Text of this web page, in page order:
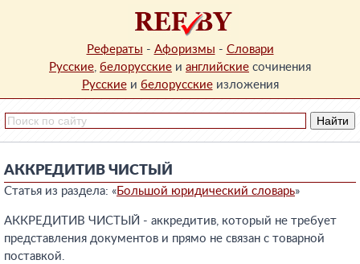
Рефераты - Афоризмы - Словари
Русские, белорусские и английские сочинения
Русскиеи белорусскиеизложения
АККРЕДИТИВ ЧИСТЫЙ
Статья из раздела: «Большой юридический словарь»
АККРЕДИТИВ ЧИСТЫЙ - аккредитив, который не требует
представления документов и прямо не связан с товарной
поставкой.